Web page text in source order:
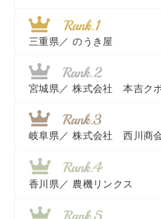
三重県／ のうき屋
宮城県／ 株式会社 本吉ク
岐阜県／ 株式会社 西川商
香川県／ 農機リンクス